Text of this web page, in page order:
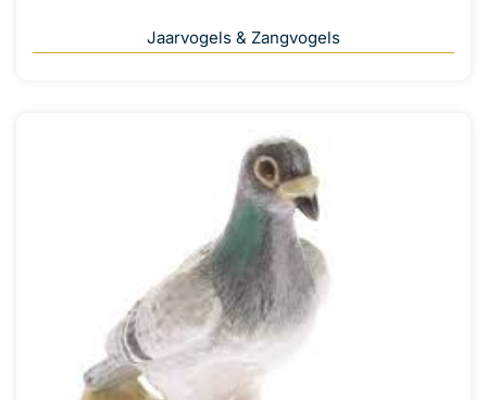
Jaarvogels & Zangvogels